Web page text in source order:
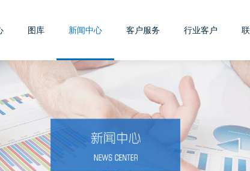
图库 新闻中心 客户服务 行业客户